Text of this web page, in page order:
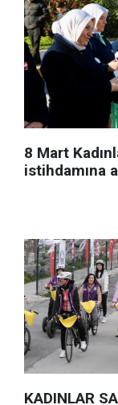
8 Mart
istihdamına
KADINLAR